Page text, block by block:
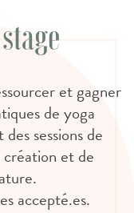
et gagner
de yoga
sessions de
et de
accepté.es.